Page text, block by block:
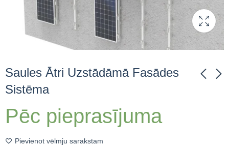
Saules Ātri Uzstādāmā Fasādes
Sistēma
sarkana. Taisnstūra
Carport
Pēc pieprasījuma
Pievienot vēlmju sarakstam